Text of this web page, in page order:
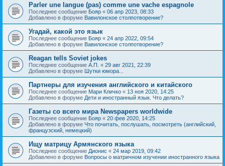
Parler une langue (pas) comme une vache espagnole
Последнее сообщение Бояр « 06 апр 2023, 08:33
Добавлено в форуме Вавилонское столпотворение?
Угадай, какой это язык
Последнее сообщение Бояр « 24 апр 2022, 09:54
Добавлено в форуме Вавилонское столпотворение?
Reagan tells Soviet jokes
Последнее сообщение А.П. « 29 авг 2021, 22:39
Добавлено в форуме Шутки юмора...
Партнеры для изучения английского и китайского
Последнее сообщение Мари Кличко « 13 ноя 2020, 14:25
Добавлено в форуме Дети и иностранный язык. Что делать?
Газеты со всего мира Newspapers worldwide
Последнее сообщение Бояр « 20 фев 2020, 14:25
Добавлено в форуме Что почитать, послушать, посмотреть (английский,
французский, немецкий)
Ищу матрицу Армянского языка
Последнее сообщение Дионис « 24 мар 2019, 09:42
Добавлено в форуме Вопросы о матричном изучении иностранного языка